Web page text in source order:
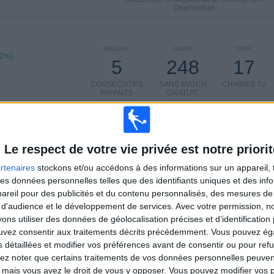
Le respect de votre vie privée est notre
stockons et/ou accédons à des informations sur un appareil,
données personnelles telles que des identifiants uniques et des
pour des publicités et du contenu personnalisés, des mesures
et le développement de services. Avec votre permission,
utiliser des données de géolocalisation précises et d’identification
consentir aux traitements décrits précédemment. Vous pouvez
détaillées et modifier vos préférences avant de consentir ou pour
noter que certains traitements de vos données personnelles
vous avez le droit de vous y opposer. Vous pouvez modifier vos
OneFootball
TOTAL
17
CHAÎNES TV
JOURS
248
SANS MATCH
GRATUIT
MATCHS
5
CONSECUTIFS
PAYANTS
TOTAL
30
ADVERSAIRES
MAXIMUM
10
VS Bodo/Glimt
TOTAL
3
COMPÉTITIONS
CLASSEMENT PAR COMPÉTITIONS
Championnat de Norvège
122 (91,73%)
Ligue Europa
10 (7,52%)